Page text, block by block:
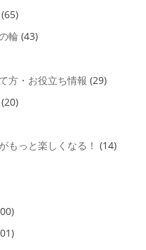
(65)
輪 (43)
方・お役立ち情報 (29)
(20)
もっと楽しくなる！ (14)